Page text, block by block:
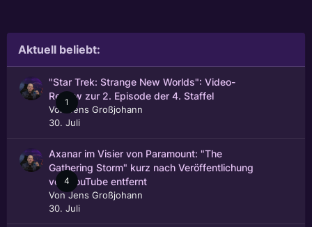
Aktuell beliebt:
1
"Star Trek: Strange New Worlds": Video-
Review zur 2. Episode der 4. Staffel
Von
Jens Großjohann
30. Juli
4
Axanar im Visier von Paramount: "The
Gathering Storm" kurz nach Veröffentlichung
von YouTube entfernt
VonJens Großjohann
30. Juli